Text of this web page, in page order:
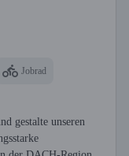
Jobrad
gestalte unseren